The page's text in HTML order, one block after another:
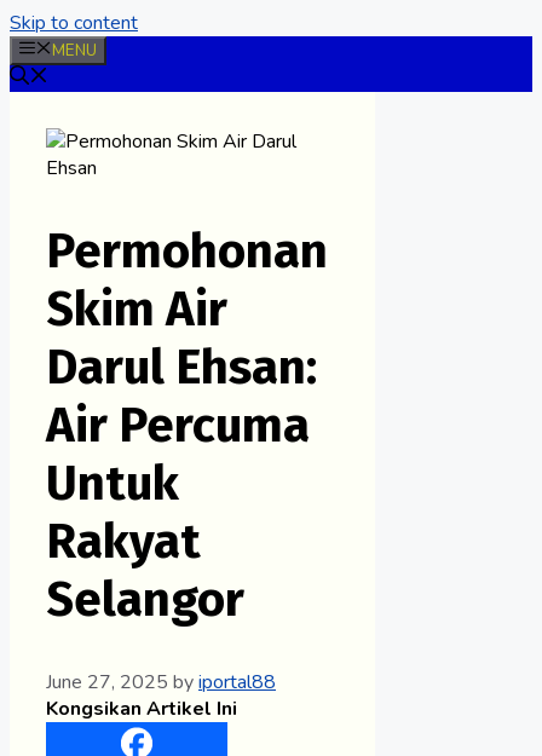
Skip to content
MENU
Permohonan
Skim Air
Darul Ehsan:
Air Percuma
Untuk
Rakyat
Selangor
June 27, 2025 byiportal88
Kongsikan Artikel Ini